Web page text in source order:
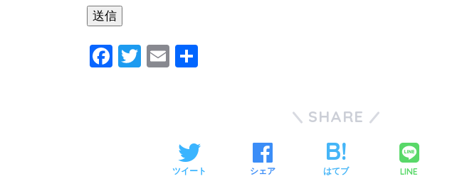
F
T
E
SHARE
ツイート シェア はてブ LINE